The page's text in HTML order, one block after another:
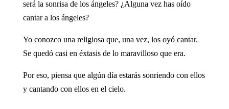
será la sonrisa de los ángeles? ¿Alguna vez has oído
cantar a los ángeles?
Yo conozco una religiosa que, una vez, los oyó cantar.
Se quedó casi en éxtasis de lo maravilloso que era.
Por eso, piensa que algún día estarás sonriendo con ellos
y cantando con ellos en el cielo.